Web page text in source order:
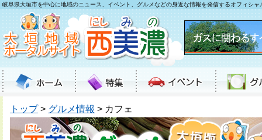
岐阜県大垣市を中心に地域のニュース、イベント、グルメなどの身近な情報を発信するオフィシャ
トップ> グルメ情報 > カフェ